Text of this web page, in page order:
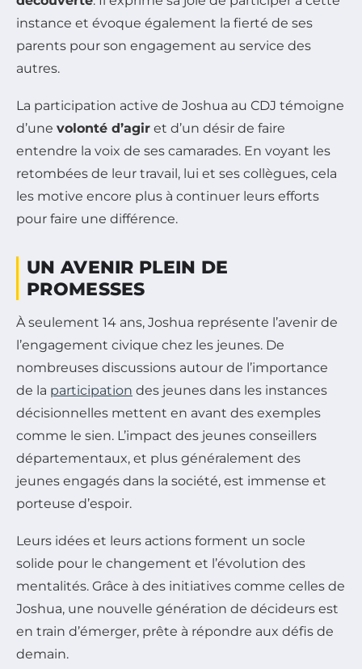
instance et évoque également la fierté de ses
parents pour son engagement au service des
autres.
La participation active de Joshua au CDJ témoigne
d’une volonté d’agir et d’un désir de faire
entendre la voix de ses camarades. En voyant les
retombées de leur travail, lui et ses collègues, cela
les motive encore plus à continuer leurs efforts
pour faire une différence.
UN AVENIR PLEIN DE
PROMESSES
À seulement 14 ans, Joshua représente l’avenir de
l’engagement civique chez les jeunes. De
nombreuses discussions autour de l’importance
de la participation des jeunes dans les instances
décisionnelles mettent en avant des exemples
comme le sien. L’impact des jeunes conseillers
départementaux, et plus généralement des
jeunes engagés dans la société, est immense et
porteuse d’espoir.
Leurs idées et leurs actions forment un socle
solide pour le changement et l’évolution des
mentalités. Grâce à des initiatives comme celles de
Joshua, une nouvelle génération de décideurs est
en train d’émerger, prête à répondre aux défis de
demain.